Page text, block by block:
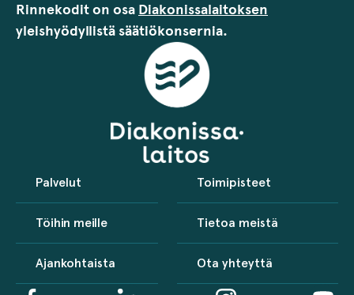
Rinnekodit on osa Diakonissalaitoksen
yleishyödyllistä säätiökonsernia.
Palvelut Toimipisteet
Töihin meille Tietoa meistä
Ajankohtaista Ota yhteyttä